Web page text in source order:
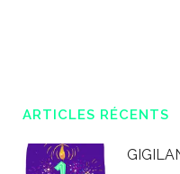
ARTICLES RÉCENTS